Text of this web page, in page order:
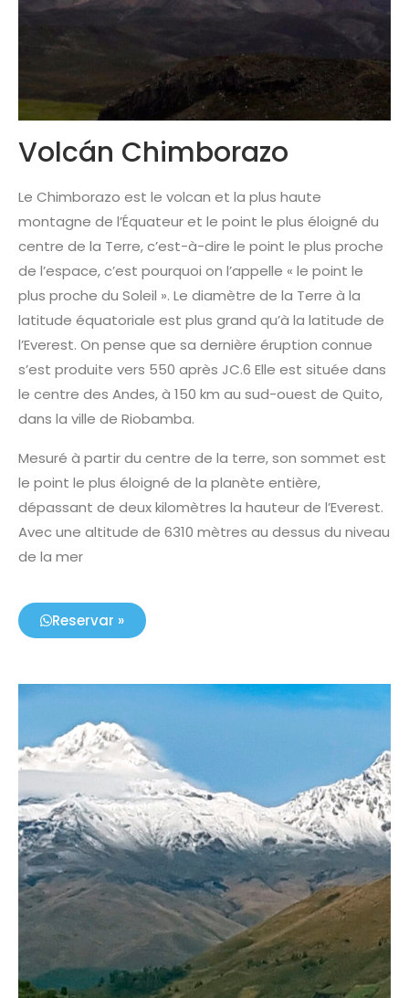
Volcán Chimborazo
Le Chimborazo est le volcan et la plus haute
montagne de l’Équateur et le point le plus éloigné du
centre de la Terre, c’est-à-dire le point le plus proche
de l’espace, c’est pourquoi on l’appelle « le point le
plus proche du Soleil ». Le diamètre de la Terre à la
latitude équatoriale est plus grand qu’à la latitude de
l’Everest. On pense que sa dernière éruption connue
s’est produite vers 550 après JC.6 Elle est située dans
le centre des Andes, à 150 km au sud-ouest de Quito,
dans la ville de Riobamba.
Mesuré à partir du centre de la terre, son sommet est
le point le plus éloigné de la planète entière,
dépassant de deux kilomètres la hauteur de l’Everest.
Avec une altitude de 6310 mètres au dessus du niveau
de la mer
Reservar »